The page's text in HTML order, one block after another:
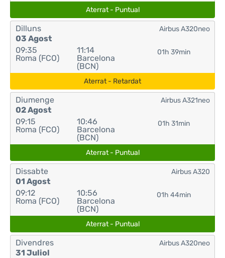
Aterrat - Puntual
Dilluns
03 Agost
09:35
Roma (FCO)
11:14
Barcelona
(BCN)
01h 39min
Airbus A320neo
Aterrat - Retardat
Diumenge
02 Agost
09:15
Roma (FCO)
10:46
Barcelona
(BCN)
01h 31min
Airbus A321neo
Aterrat - Puntual
Dissabte
01 Agost
09:12
Roma (FCO)
10:56
Barcelona
(BCN)
01h 44min
Airbus A320
Aterrat - Puntual
Divendres
31 Juliol
Airbus A320neo